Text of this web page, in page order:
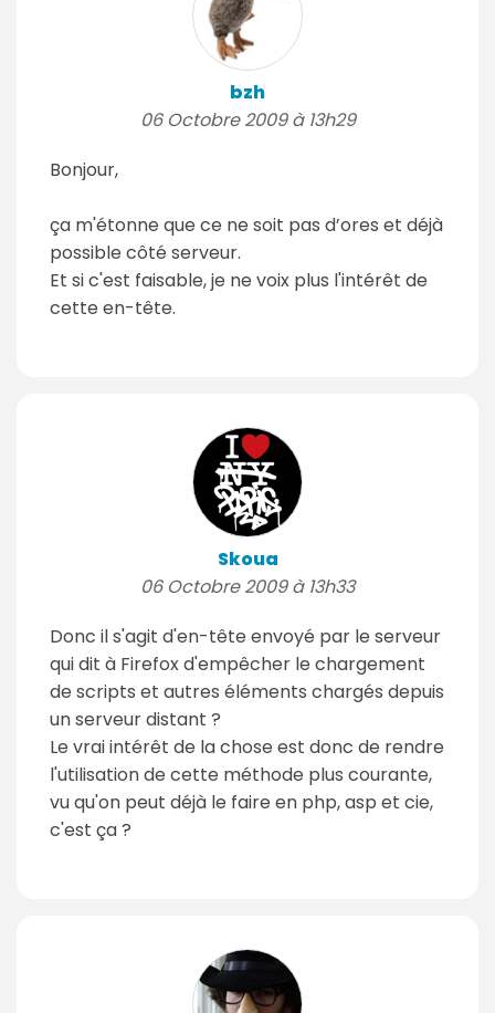
bzh
06 Octobre 2009 à 13h29
Bonjour,
ça m'étonne que ce ne soit pas d’ores et déjà
possible côté serveur.
Et si c'est faisable, je ne voix plus l'intérêt de
cette en-tête.
Skoua
06 Octobre 2009 à 13h33
Donc il s'agit d'en-tête envoyé par le serveur
qui dit à Firefox d'empêcher le chargement
de scripts et autres éléments chargés depuis
un serveur distant ?
Le vrai intérêt de la chose est donc de rendre
l'utilisation de cette méthode plus courante,
vu qu'on peut déjà le faire en php, asp et cie,
c'est ça ?